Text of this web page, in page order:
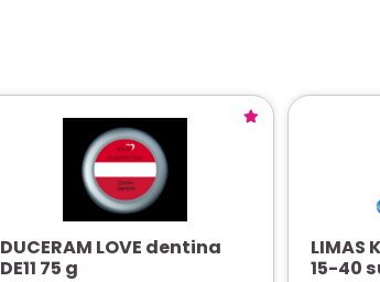
DUCERAM LOVE dentina
DE11 75 g
LIMAS
15-40